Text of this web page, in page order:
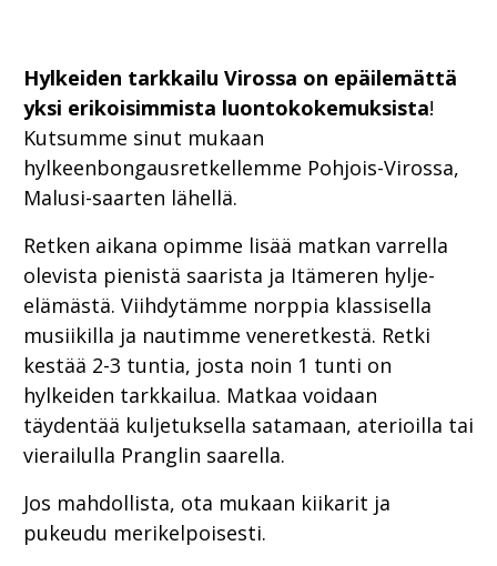
Hylkeiden tarkkailu Virossa on epäilemättä
yksi erikoisimmista luontokokemuksista!
Kutsumme sinut mukaan
hylkeenbongausretkellemme Pohjois-Virossa,
Malusi-saarten lähellä.
Retken aikana opimme lisää matkan varrella
olevista pienistä saarista ja Itämeren hylje-
elämästä. Viihdytämme norppia klassisella
musiikilla ja nautimme veneretkestä. Retki
kestää 2-3 tuntia, josta noin 1 tunti on
hylkeiden tarkkailua. Matkaa voidaan
täydentää kuljetuksella satamaan, aterioilla tai
vierailulla Pranglin saarella.
Jos mahdollista, ota mukaan kiikarit ja
pukeudu merikelpoisesti.